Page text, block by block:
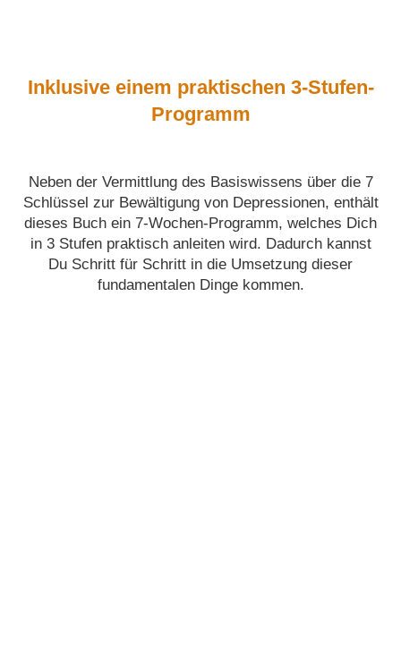
Inklusive einem praktischen 3-Stufen-
Programm
Neben der Vermittlung des Basiswissens über die 7
Schlüssel zur Bewältigung von Depressionen, enthält
dieses Buch ein 7-Wochen-Programm, welches Dich
in3 Stufenpraktisch anleiten wird. Dadurch kannst
Du Schritt für Schritt in die Umsetzung dieser
fundamentalen Dinge kommen.